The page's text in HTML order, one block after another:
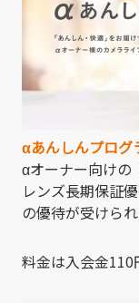
αあんしんプログ
αオーナー向けの
レンズ長期保証
の優待が受けられ
料金は入会金110